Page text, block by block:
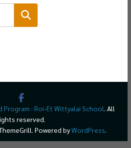
ค้นหา
Program : Roi-Et Wittyalai School . All
reserved.
Powered byWordPress